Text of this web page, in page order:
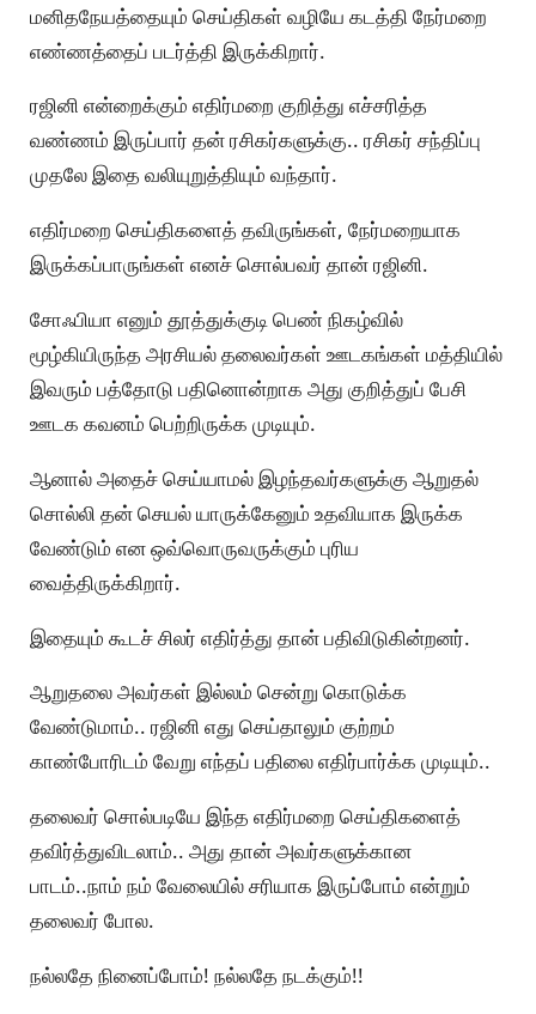
மனிதநேயத்தையும் செய்திகள் வழியே கடத்தி நேர்மறை
எண்ணத்தைப் படர்த்தி இருக்கிறார்.
ரஜினி என்றைக்கும் எதிர்மறை குறித்து எச்சரித்த
வண்ணம் இருப்பார் தன் ரசிகர்களுக்கு.. ரசிகர் சந்திப்பு
முதலே இதை வலியுறுத்தியும் வந்தார்.
எதிர்மறை செய்திகளைத் தவிருங்கள், நேர்மறையாக
இருக்கப்பாருங்கள் எனச் சொல்பவர் தான் ரஜினி.
சோஃபியா எனும் தூத்துக்குடி பெண் நிகழ்வில்
மூழ்கியிருந்த அரசியல் தலைவர்கள் ஊடகங்கள் மத்தியில்
இவரும் பத்தோடு பதினொன்றாக அது குறித்துப் பேசி
ஊடக கவனம் பெற்றிருக்க முடியும்.
ஆனால் அதைச் செய்யாமல் இழந்தவர்களுக்கு ஆறுதல்
சொல்லி தன் செயல் யாருக்கேனும் உதவியாக இருக்க
வேண்டும் என ஒவ்வொருவருக்கும் புரிய
வைத்திருக்கிறார்.
இதையும் கூடச் சிலர் எதிர்த்து தான் பதிவிடுகின்றனர்.
ஆறுதலை அவர்கள் இல்லம் சென்று கொடுக்க
வேண்டுமாம்.. ரஜினி எது செய்தாலும் குற்றம்
காண்போரிடம் வேறு எந்தப் பதிலை எதிர்பார்க்க முடியும்..
தலைவர் சொல்படியே இந்த எதிர்மறை செய்திகளைத்
தவிர்த்துவிடலாம்.. அது தான் அவர்களுக்கான
பாடம்..நாம் நம் வேலையில் சரியாக இருப்போம் என்றும்
தலைவர் போல.
நல்லதே நினைப்போம்! நல்லதே நடக்கும்!!